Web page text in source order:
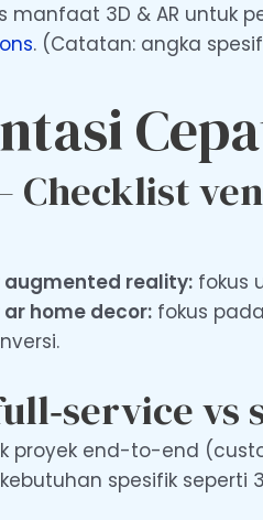
manfaat 3D & AR untuk
. (Catatan: angka
Checklist
augmented reality: fokus
home decor: fokus
vs
proyek end-to-end
spesifik seperti